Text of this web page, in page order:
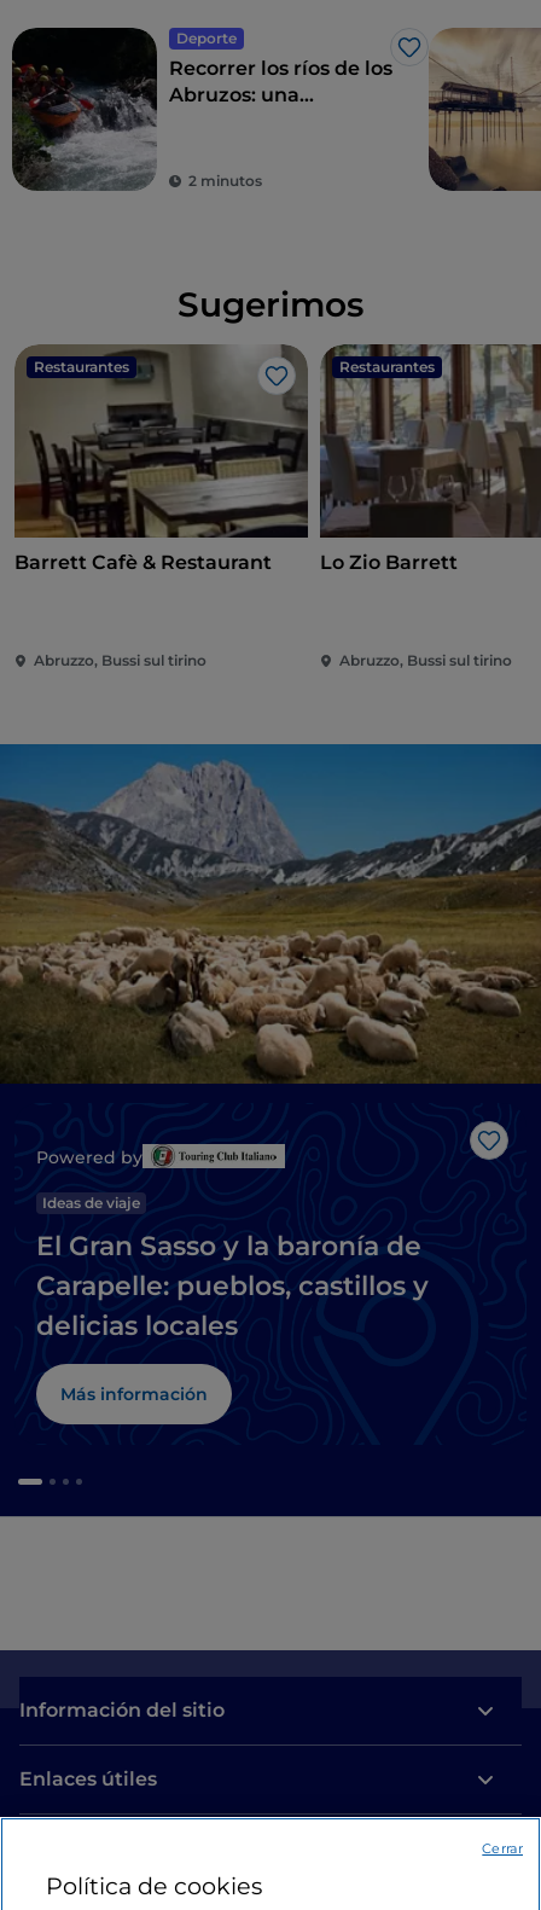
Deporte
Me gusta
Recorrer los ríos de los
Abruzos: una
2 minutos
Sugerimos
Restaurantes
Me gusta
Barrett Cafè & Restaurant
Abruzzo, Bussi sul tirino
Restaurantes
Lo Zio Barrett
Abruzzo, Bussi sul tirino
Me
Powered by
Ideas de viaje
El Gran Sasso y la baronía de
Carapelle: pueblos, castillos y
delicias locales
Más información
Información del sitio
Enlaces útiles
Estamos en contacto
Política de cookies
Cerrar